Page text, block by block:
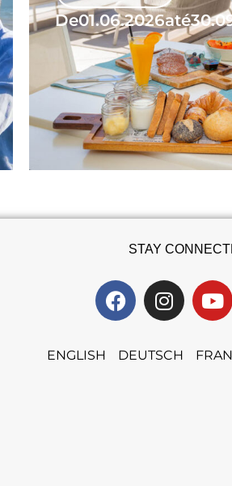
De01.06.2026até
STAY
ENGLISH DEUTSCH